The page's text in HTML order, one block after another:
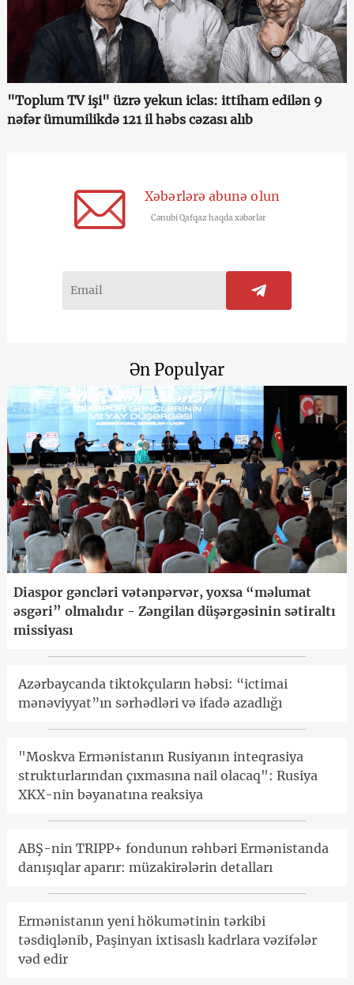
"Toplum TV işi" üzrə yekun iclas: ittiham edilən 9
nəfər ümumilikdə 121 il həbs cəzası alıb
Xəbərlərə abunə olun
Cənubi Qafqaz haqda xəbərlər
Ən Populyar
Diaspor gəncləri vətənpərvər, yoxsa “məlumat
əsgəri” olmalıdır - Zəngilan düşərgəsinin sətiraltı
missiyası
Azərbaycanda tiktokçuların həbsi: “ictimai
mənəviyyat”ın sərhədləri və ifadə azadlığı
"Moskva Ermənistanın Rusiyanın inteqrasiya
strukturlarından çıxmasına nail olacaq": Rusiya
XKX-nin bəyanatına reaksiya
ABŞ-nin TRIPP+ fondunun rəhbəri Ermənistanda
danışıqlar aparır: müzakirələrin detalları
Ermənistanın yeni hökumətinin tərkibi
təsdiqlənib, Paşinyan ixtisaslı kadrlara vəzifələr
vəd edir